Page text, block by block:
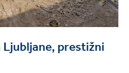
prestižni